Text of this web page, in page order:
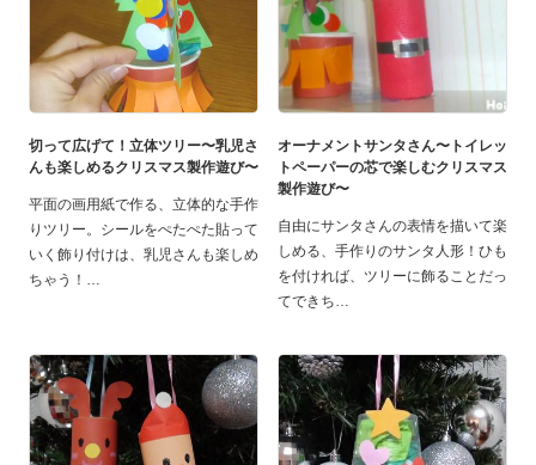
切って広げて！立体ツリー〜乳児さ
んも楽しめるクリスマス製作遊び〜
平面の画用紙で作る、立体的な手作
りツリー。シールをぺたぺた貼って
いく飾り付けは、乳児さんも楽しめ
ちゃう！
オーナメントサンタさん〜トイレッ
トペーパーの芯で楽しむクリスマス
製作遊び〜
自由にサンタさんの表情を描いて楽
しめる、手作りのサンタ人形！ひも
を付ければ、ツリーに飾ることだっ
てできち